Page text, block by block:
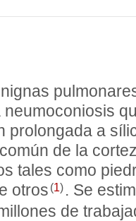
prolongada a
de la
tales como
otros (1) . Se
de